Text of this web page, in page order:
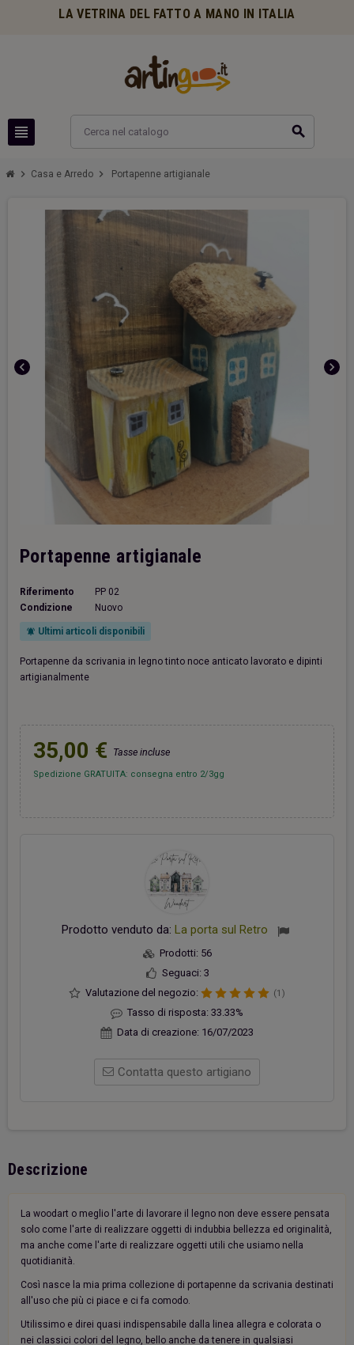
LA VETRINA DEL FATTO A MANO IN ITALIA
view_headline search
chevron_right Casa e Arredo chevron_right Portapenne artigianale
chevron_left chevron_right
Portapenne artigianale
Riferimento
PP 02
Condizione
Nuovo
notifications_active Ultimi articoli disponibili
Portapenne da scrivania in legno tinto noce anticato lavorato e dipinti
artigianalmente
35,00 € Tasse incluse
Spedizione GRATUITA: consegna entro 2/3gg
Prodotto venduto da: La porta sul Retro
Prodotti: 56
Seguaci: 3
Valutazione del negozio:
(1)
Tasso di risposta: 33.33%
Data di creazione: 16/07/2023
Contatta questo artigiano
Descrizione
La woodart o meglio l'arte di lavorare il legno non deve essere pensata
solo come l'arte di realizzare oggetti di indubbia bellezza ed originalità,
ma anche come l'arte di realizzare oggetti utili che usiamo nella
quotidianità.
Così nasce la mia prima collezione di portapenne da scrivania destinati
all'uso che più ci piace e ci fa comodo.
Utilissimo e direi quasi indispensabile dalla linea allegra e colorata o
nei classici colori del legno, bello anche da tenere in qualsiasi